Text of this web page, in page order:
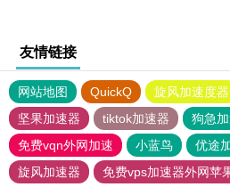
友情链接
网站地图 QuickQ 旋风加速度器
坚果加速器
tiktok加速器
狗急
免费vqn外网加速
小蓝鸟 优途
旋风加速器
免费vps加速器外网苹